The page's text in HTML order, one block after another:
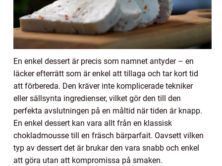
En enkel dessert är precis som namnet antyder – en
läcker efterrätt som är enkel att tillaga och tar kort tid
att förbereda. Den kräver inte komplicerade tekniker
eller sällsynta ingredienser, vilket gör den till den
perfekta avslutningen på en måltid när tiden är knapp.
En enkel dessert kan vara allt från en klassisk
chokladmousse till en fräsch bärparfait. Oavsett vilken
typ av dessert det är brukar den vara snabb och enkel
att göra utan att kompromissa på smaken.